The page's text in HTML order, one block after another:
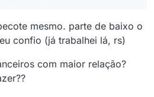
mesmo. parte de baixo o
confio (já trabalhei lá, rs)
com maior relação?